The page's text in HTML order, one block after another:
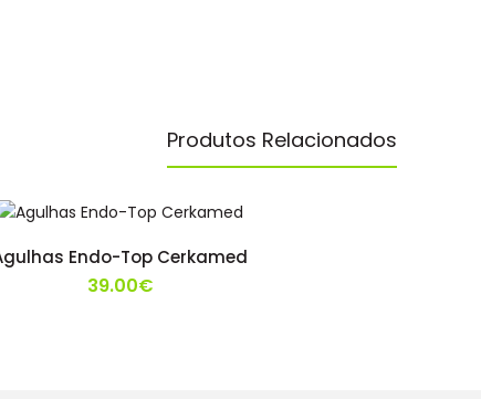
Produtos Relacionados
Endo-Top Cerkamed
39.00€